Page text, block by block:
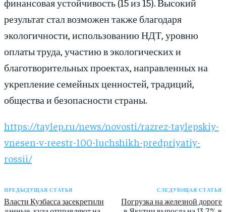
результат стал возможен также благодаря
экологичности, использованию НДТ, уровню
оплаты труда, участию в экологических и
благотворительных проектах, направленных на
укрепление семейных ценностей, традиций,
общества и безопасности страны.
https://taylep.ru/news/novosti/razrez-taylepskiy-
vnesen-v-reestr-100-luchshikh-predpriyatiy-
rossii/
ПРЕДЫДУЩАЯ СТАТЬЯ
Власти Кузбасса засекретили
СЛЕДУЮЩАЯ СТАТЬЯ
Погрузка на железной дороге